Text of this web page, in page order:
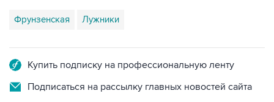
Фрунзенская Лужники
Купить подписку на профессиональную ленту
Подписаться на рассылку главных новостей сайта